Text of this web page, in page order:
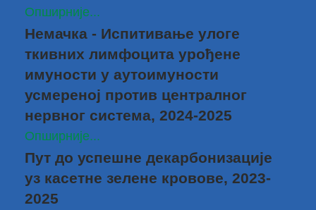
Опширније...
Немачка - Испитивање улоге
ткивних лимфоцита урођене
имуности у аутоимуности
усмереној против централног
нервног система, 2024-2025
Опширније...
Пут до успешне декарбонизације
уз касетне зелене кровове, 2023-
2025